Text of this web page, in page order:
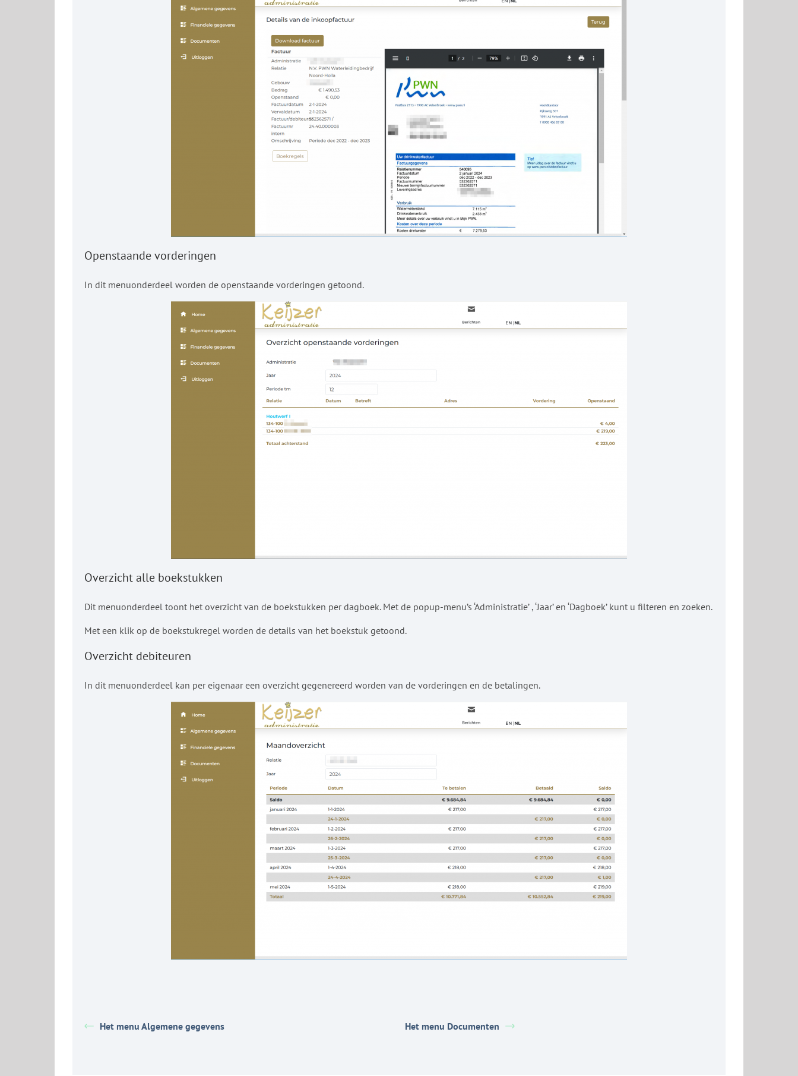
Openstaande vorderingen
In dit menuonderdeel worden de openstaande vorderingen getoond.
Overzicht alle boekstukken
Dit menuonderdeel toont het overzicht van de boekstukken per dagboek. Met de popup-menu’s ‘Administratie’ , ‘Jaar’ en ‘Dagboek’ kunt u filteren en zoeken.
Met een klik op de boekstukregel worden de details van het boekstuk getoond.
Overzicht debiteuren
In dit menuonderdeel kan per eigenaar een overzicht gegenereerd worden van de vorderingen en de betalingen.
Het menu Algemene gegevens Het menu Documenten